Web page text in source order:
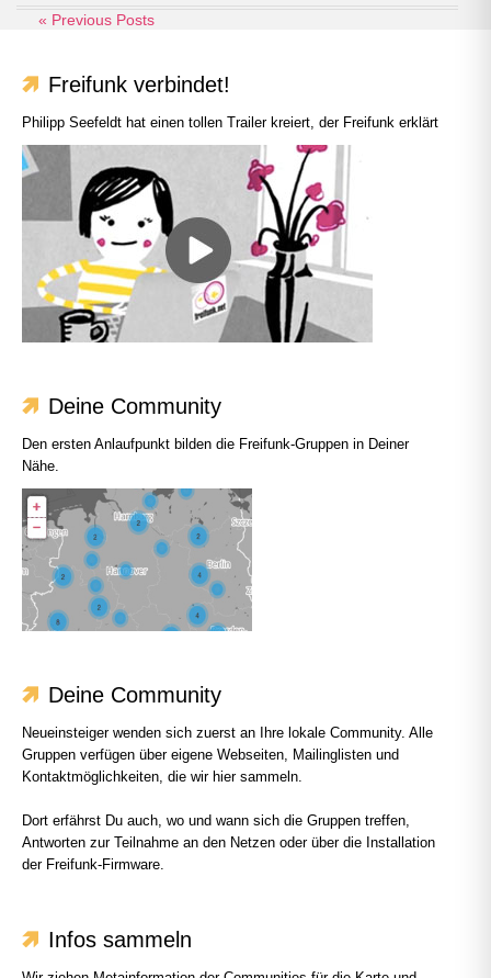
« Previous Posts
Freifunk verbindet!
Philipp Seefeldt hat einen tollen Trailer kreiert, der Freifunk erklärt
Deine Community
Den ersten Anlaufpunkt bilden die Freifunk-Gruppen in Deiner
Nähe.
Deine Community
Neueinsteiger wenden sich zuerst an Ihre lokale Community. Alle
Gruppen verfügen über eigene Webseiten, Mailinglisten und
Kontaktmöglichkeiten, die wir hier sammeln.
Dort erfährst Du auch, wo und wann sich die Gruppen treffen,
Antworten zur Teilnahme an den Netzen oder über die Installation
der Freifunk-Firmware.
Infos sammeln